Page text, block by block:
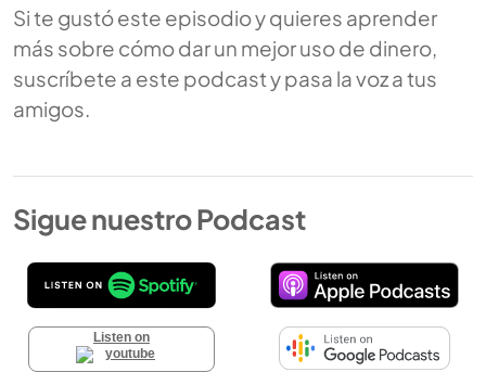
Si te gustó este episodio y quieres aprender
más sobre cómo dar un mejor uso de dinero,
suscríbete a este podcast y pasa la voz a tus
amigos.
Sigue nuestro Podcast
Listen on